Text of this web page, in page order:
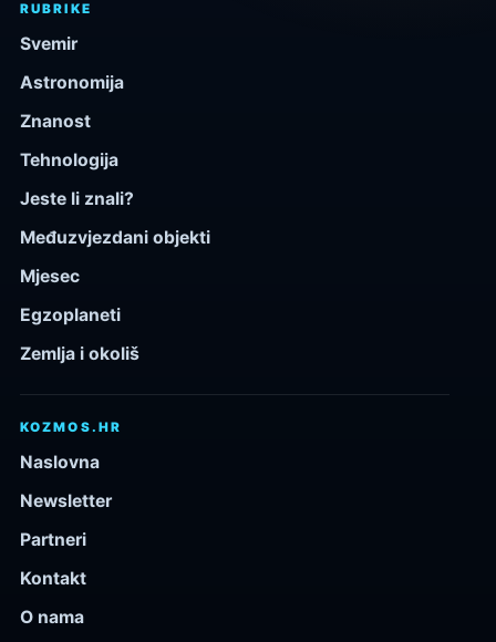
RUBRIKE
Svemir
Astronomija
Znanost
Tehnologija
Jeste li znali?
Međuzvjezdani objekti
Mjesec
Egzoplaneti
Zemlja i okoliš
KOZMOS.HR
Naslovna
Newsletter
Partneri
Kontakt
O nama